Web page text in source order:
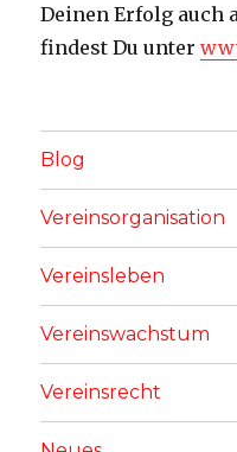
Deinen Erfolg auch
findest Du unter
Blog
Vereinsorganisation
Vereinsleben
Vereinswachstum
Vereinsrecht